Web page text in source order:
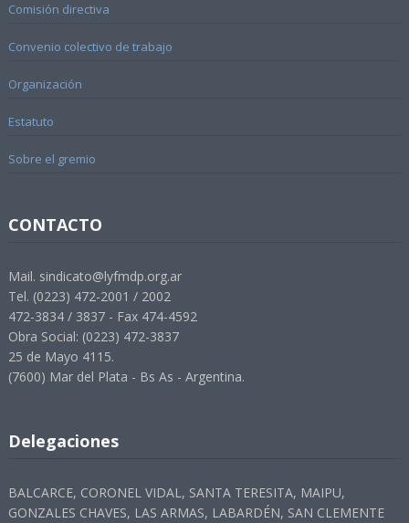
Comisión directiva
Convenio colectivo de trabajo
Organización
Estatuto
Sobre el gremio
CONTACTO
Mail. sindicato@lyfmdp.org.ar
Tel. (0223) 472-2001 / 2002
472-3834 / 3837 - Fax 474-4592
Obra Social: (0223) 472-3837
25 de Mayo 4115.
(7600) Mar del Plata - Bs As - Argentina.
Delegaciones
BALCARCE, CORONEL VIDAL, SANTA TERESITA, MAIPU,
GONZALES CHAVES, LAS ARMAS, LABARDÉN, SAN CLEMENTE